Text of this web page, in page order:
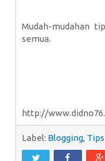
Mudah-mudahan
semua.
http://
Label: Blogging,